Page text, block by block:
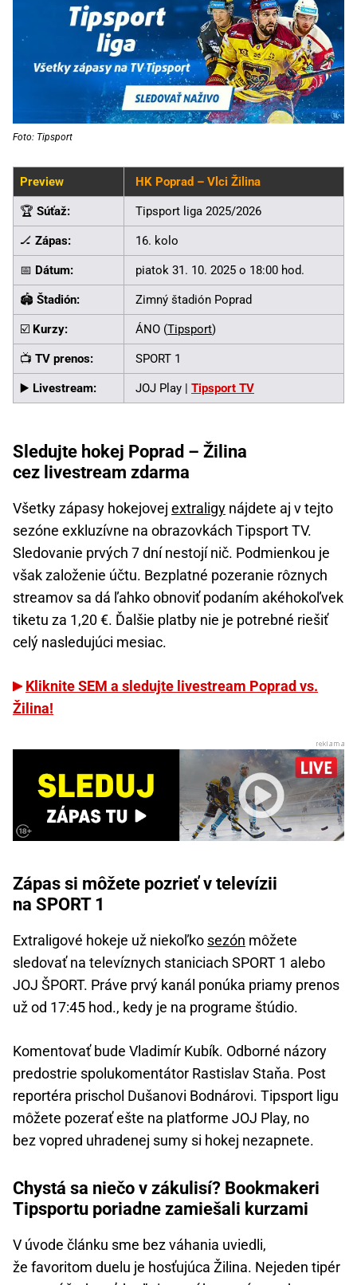
Foto: Tipsport
Preview HK Poprad – Vlci Žilina
🏆 Súťaž: Tipsport liga 2025/2026
🏒 Zápas: 16. kolo
📅 Dátum: piatok 31. 10. 2025 o 18:00 hod.
🏟️ Štadión: Zimný štadión Poprad
☑️ Kurzy: ÁNO (Tipsport)
📺 TV prenos: SPORT 1
▶️ Livestream: JOJ Play | Tipsport TV
Sledujte hokej Poprad – Žilina
cez livestream zdarma
Všetky zápasy hokejovej extraligy nájdete aj v tejto
sezóne exkluzívne na obrazovkách Tipsport TV.
Sledovanie prvých 7 dní nestojí nič. Podmienkou je
však založenie účtu. Bezplatné pozeranie rôznych
streamov sa dá ľahko obnoviť podaním akéhokoľvek
tiketu za 1,20 €. Ďalšie platby nie je potrebné riešiť
celý nasledujúci mesiac.
Kliknite SEM a sledujte livestream Poprad vs.
Žilina!
Zápas si môžete pozrieť v televízii
na SPORT 1
Extraligové hokeje už niekoľko sezón môžete
sledovať na televíznych staniciach SPORT 1 alebo
JOJ ŠPORT. Práve prvý kanál ponúka priamy prenos
už od 17:45 hod., kedy je na programe štúdio.
Komentovať bude Vladimír Kubík. Odborné názory
predostrie spolukomentátor Rastislav Staňa. Post
reportéra prischol Dušanovi Bodnárovi. Tipsport ligu
môžete pozerať ešte na platforme JOJ Play, no
bez vopred uhradenej sumy si hokej nezapnete.
Chystá sa niečo v zákulisí? Bookmakeri
Tipsportu poriadne zamiešali kurzami
V úvode článku sme bez váhania uviedli,
že favoritom duelu je hosťujúca Žilina. Nejeden tipér